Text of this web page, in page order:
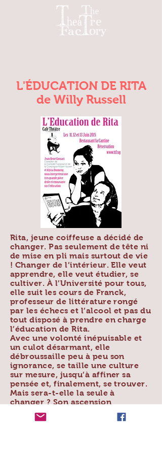
L'ÉDUCATION DE RITA
de Willy Russell
Rita, jeune coiffeuse a décidé de
changer. Pas seulement de tête ni
de mise en pli mais surtout de vie
! Changer de l’intérieur. Elle veut
apprendre, elle veut étudier, se
cultiver. À l’Université pour tous,
elle suit les cours de Franck,
professeur de littérature rongé
par les échecs et l’alcool et pas du
tout disposé à prendre en charge
l’éducation de Rita.
Avec une volonté inépuisable et
un culot désarmant, elle
débroussaille peu à peu son
ignorance, se taille une culture
sur mesure, jusqu’à affiner sa
pensée et, finalement, se trouver.
Mais sera-t-elle la seule à
changer ? Son ascension
intellectuelle n’est pas au goût du
maître… Tel Pygmalion, la